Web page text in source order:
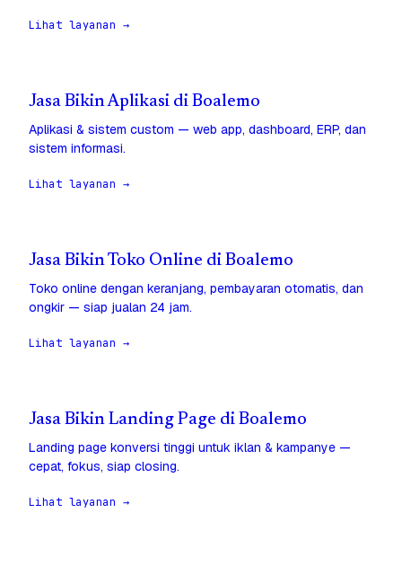
Lihat layanan →
Jasa Bikin Aplikasi di Boalemo
Aplikasi & sistem custom — web app, dashboard, ERP, dan
sistem informasi.
Lihat layanan →
Jasa Bikin Toko Online di Boalemo
Toko online dengan keranjang, pembayaran otomatis, dan
ongkir — siap jualan 24 jam.
Lihat layanan →
Jasa Bikin Landing Page di Boalemo
Landing page konversi tinggi untuk iklan & kampanye —
cepat, fokus, siap closing.
Lihat layanan →